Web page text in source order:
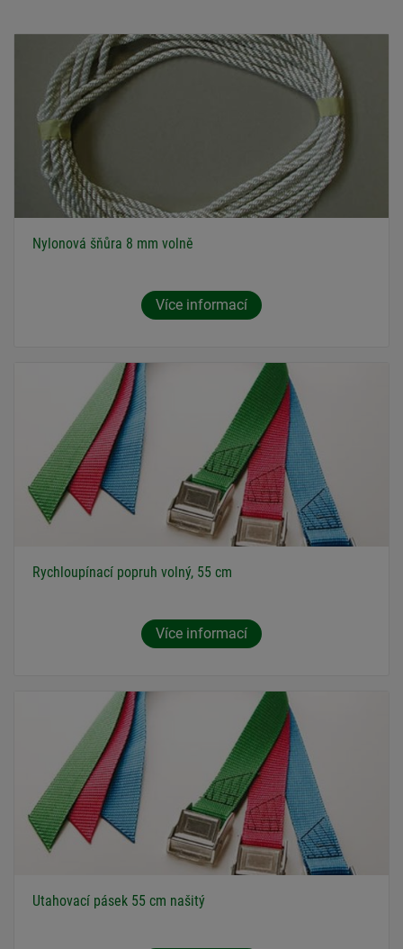
Nylonová šňůra 8 mm volně
Více informací
Rychloupínací popruh volný, 55 cm
Více informací
Utahovací pásek 55 cm našitý